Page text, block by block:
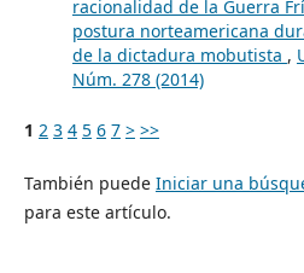
racionalidad de la Guerra
postura norteamericana
de la dictadura mobutista ,
Núm. 278 (2014)
1 2 3 4 5 6 7 > >>
También puede Iniciar una
para este artículo.